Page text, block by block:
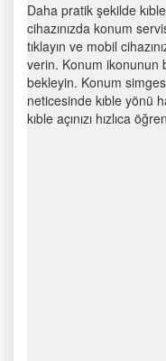
Daha pratik şekilde
cihazınızda konum
tıklayın ve mobil
verin. Konum ikonunun
bekleyin. Konum
neticesinde kıble yönü
kıble açınızı hızlıca